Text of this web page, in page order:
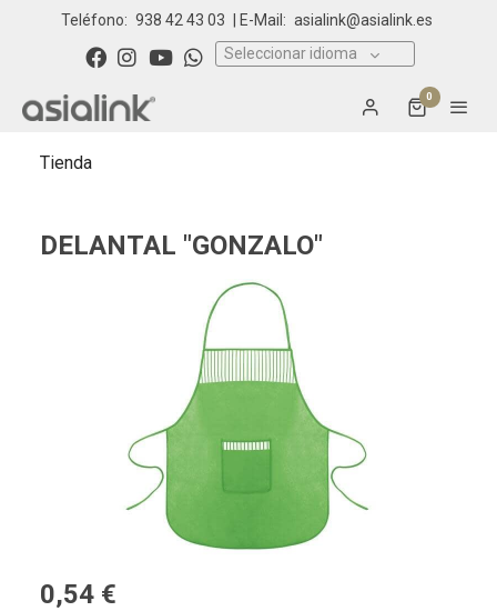
Teléfono: 938 42 43 03 | E-Mail: asialink@asialink.es
Seleccionar idioma
0
Tienda
DELANTAL "GONZALO"
0,54 €